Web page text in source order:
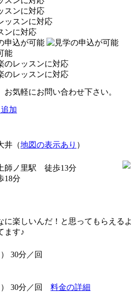
お気軽にお問い合わせ下さい。
加
井（地図の表示あり ）
師ノ里駅 徒歩13分
18分
に楽しいんだ！と思ってもらえるよ
ます♪
30分／回
） 30分／回 料金の詳細